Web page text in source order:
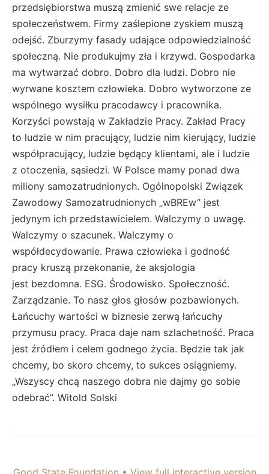
przedsiębiorstwa muszą zmienić swe relacje ze
społeczeństwem. Firmy zaślepione zyskiem muszą
odejść. Zburzymy fasady udające odpowiedzialność
społeczną. Nie produkujmy zła i krzywd. Gospodarka
ma wytwarzać dobro. Dobro dla ludzi. Dobro nie
wyrwane kosztem człowieka. Dobro wytworzone ze
wspólnego wysiłku pracodawcy i pracownika.
Korzyści powstają w Zakładzie Pracy. Zakład Pracy
to ludzie w nim pracujący, ludzie nim kierujący, ludzie
współpracujący, ludzie będący klientami, ale i ludzie
z otoczenia, sąsiedzi. W Polsce mamy ponad dwa
miliony samozatrudnionych. Ogólnopolski Związek
Zawodowy Samozatrudnionych „wBREw” jest
jedynym ich przedstawicielem. Walczymy o uwagę.
Walczymy o szacunek. Walczymy o
współdecydowanie. Prawa człowieka i godność
pracy kruszą przekonanie, że aksjologia
jest bezdomna. ESG. Środowisko. Społeczność.
Zarządzanie. To nasz głos głosów pozbawionych.
Łańcuchy wartości w biznesie zerwą łańcuchy
przymusu pracy. Praca daje nam szlachetność. Praca
jest źródłem i celem godnego życia. Będzie tak jak
chcemy, bo skoro chcemy, to sukces osiągniemy.
„Wszyscy chcą naszego dobra nie dajmy go sobie
odebrać”. Witold Solski